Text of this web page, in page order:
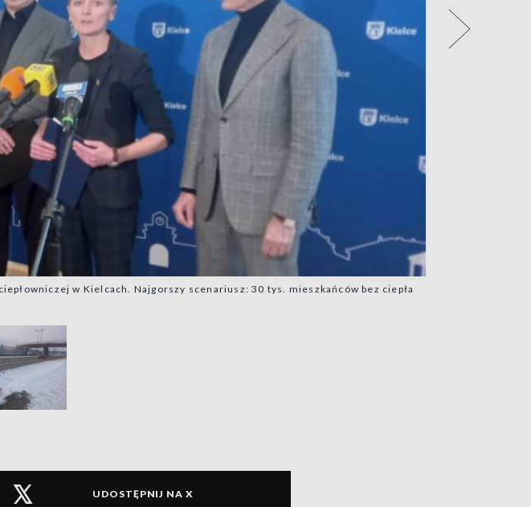
w Kielcach. Najgorszy scenariusz: 30 tys. mieszkańców bez ciepła
UDOSTĘPNIJ NA X